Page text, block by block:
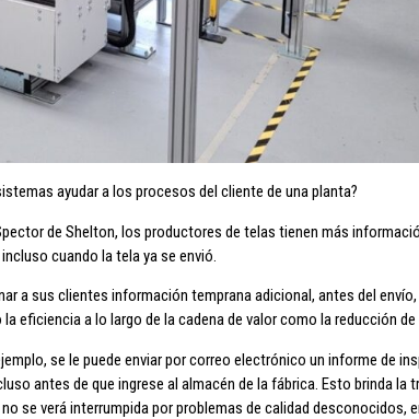
ayudar a los procesos del cliente de una planta?
de Shelton, los productores de telas tienen más
cuando la tela ya se envió.
a sus clientes información temprana adicional, antes del
eficiencia a lo largo de la cadena de valor como la reducción
se le puede enviar por correo electrónico un informe de
antes de que ingrese al almacén de la fábrica. Esto brinda la
se verá interrumpida por problemas de calidad desconocidos,